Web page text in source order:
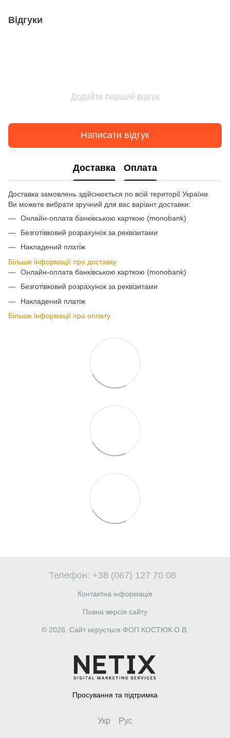
Відгуки
Додайте перший відгук
Написати відгук
Доставка Оплата
Доставка замовлень здійснюється по всій території України.
Ви можете вибрати зручний для вас варіант доставки:
Онлайн-оплата банківською карткою (monobank)
Безготівковий розрахунок за реквізитами
Накладений платіж
Більше інформації про доставку
Онлайн-оплата банківською карткою (monobank)
Безготівковий розрахунок за реквізитами
Накладений платіж
Більше інформації про оплату
Телефон: +38 (067) 127 70 08
Контактна інформація
Повна версія сайту
© 2026. Сайт керується ФОП КОСТЮК О.В.
Просування та підтримка
Укр Рус